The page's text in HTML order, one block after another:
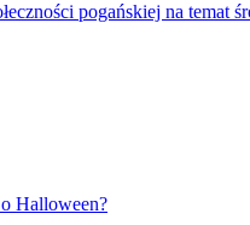
pogańskiej na temat
Halloween?